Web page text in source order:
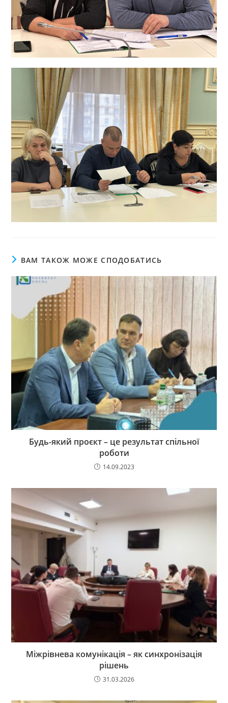
ВАМ ТАКОЖ МОЖЕ СПОДОБАТИСЬ
Будь-який проєкт – це результат спільної
роботи
14.09.2023
Міжрівнева комунікація – як синхронізація
рішень
31.03.2026